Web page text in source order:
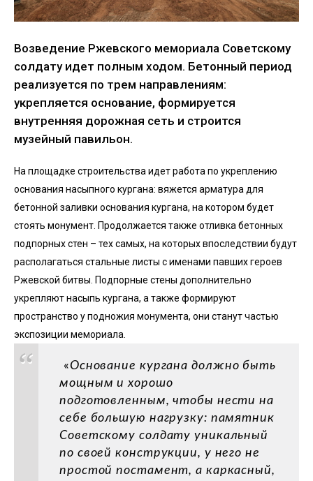
Возведение Ржевского мемориала Советскому
солдату идет полным ходом. Бетонный период
реализуется по трем направлениям:
укрепляется основание, формируется
внутренняя дорожная сеть и строится
музейный павильон.
На площадке строительства идет работа по укреплению
основания насыпного кургана: вяжется арматура для
бетонной заливки основания кургана, на котором будет
стоять монумент. Продолжается также отливка бетонных
подпорных стен – тех самых, на которых впоследствии будут
располагаться стальные листы с именами павших героев
Ржевской битвы. Подпорные стены дополнительно
укрепляют насыпь кургана, а также формируют
пространство у подножия монумента, они станут частью
экспозиции мемориала.
«Основание кургана должно быть
мощным и хорошо
подготовленным, чтобы нести на
себе большую нагрузку: памятник
Советскому солдату уникальный
по своей конструкции, у него не
простой постамент, а каркасный,